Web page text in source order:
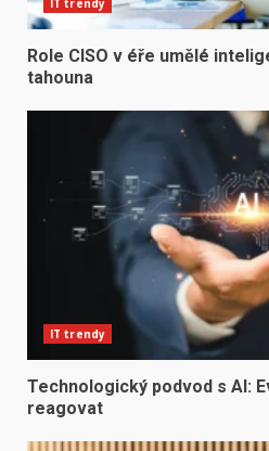
IT trendy
Role CISO v éře umělé
tahouna
IT trendy
Technologický podvod s AI:
reagovat